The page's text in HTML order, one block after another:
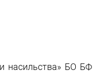
насильства» БО БФ